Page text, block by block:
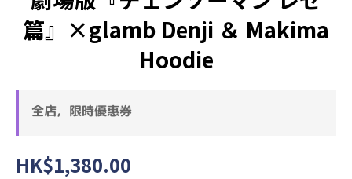
篇』×glamb Denji ＆ Makima
Hoodie
全店，限時優惠券
HK$1,380.00